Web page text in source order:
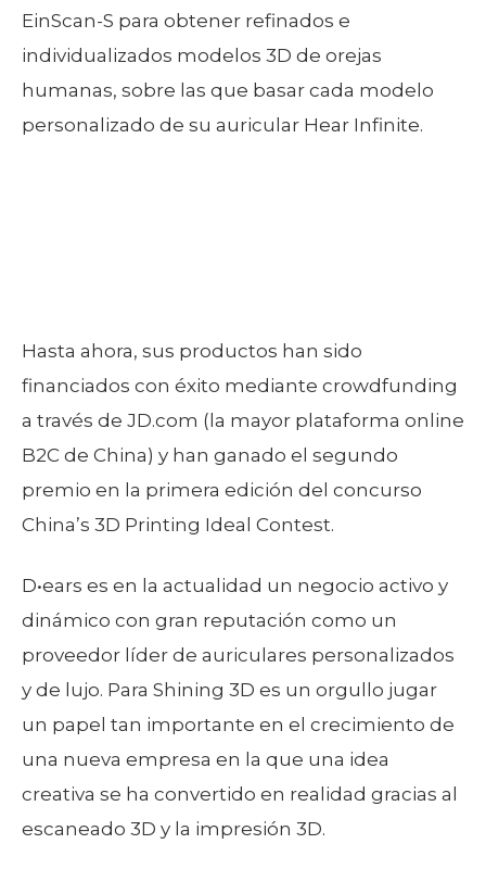
EinScan-S para obtener refinados e
individualizados modelos 3D de orejas
humanas, sobre las que basar cada modelo
personalizado de su auricular Hear Infinite.
Hasta ahora, sus productos han sido
financiados con éxito mediante crowdfunding
a través de JD.com (la mayor plataforma online
B2C de China) y han ganado el segundo
premio en la primera edición del concurso
China’s 3D Printing Ideal Contest.
D•ears es en la actualidad un negocio activo y
dinámico con gran reputación como un
proveedor líder de auriculares personalizados
y de lujo. Para Shining 3D es un orgullo jugar
un papel tan importante en el crecimiento de
una nueva empresa en la que una idea
creativa se ha convertido en realidad gracias al
escaneado 3D y la impresión 3D.